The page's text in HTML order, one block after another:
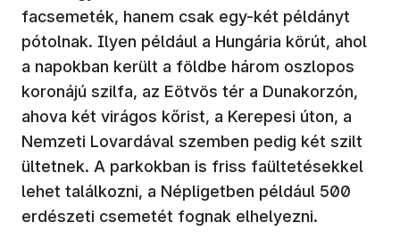
facsemeték, hanem csak egy-két példányt
pótolnak. Ilyen például a Hungária körút, ahol
a napokban került a földbe három oszlopos
koronájú szilfa, az Eötvös tér a Dunakorzón,
ahova két virágos kőrist, a Kerepesi úton, a
Nemzeti Lovardával szemben pedig két szilt
ültetnek. A parkokban is friss faültetésekkel
lehet találkozni, a Népligetben például 500
erdészeti csemetét fognak elhelyezni.